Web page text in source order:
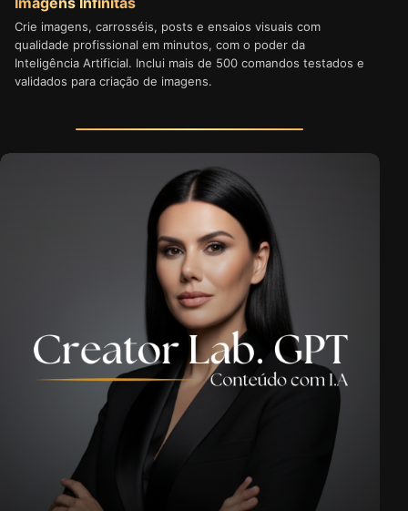
Crie imagens, carrosséis, posts e ensaios visuais com
qualidade profissional em minutos, com o poder da
Inteligência Artificial. Inclui mais de 500 comandos testados e
validados para criação de imagens.